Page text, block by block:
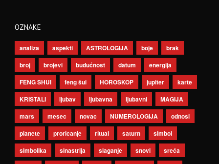
OZNAKE
analiza aspekti ASTROLOGIJA boje
brak
broj
brojevi budućnost datum
energija
FENG SHUI
feng šui HOROSKOP jupiter
karte
KRISTALI
ljubav ljubavna ljubavni
MAGIJA
mars
mesec novac NUMEROLOGIJA
odnosi
planete
proricanje ritual saturn
simbol
simbolika
sinastrija slaganje snovi
sreća